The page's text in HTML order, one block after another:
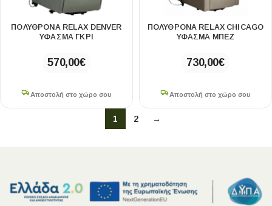
ΠΟΛΥΘΡΌΝΑ RELAX DENVER
ΥΦΑΣΜΑ ΓΚΡΙ
570,00€
Αποστολή στο χώρο σου
ΠΟΛΥΘΡΌΝΑ RELAX CHICAGO
ΥΦΑΣΜΑ ΜΠΕΖ
730,00€
Αποστολή στο χώρο σου
1 2 →